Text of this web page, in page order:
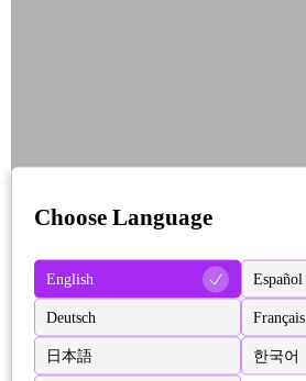
Choose Language
English Español
Deutsch Français
日本語 한국어